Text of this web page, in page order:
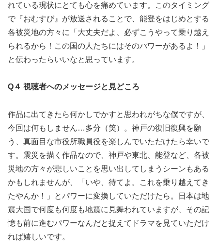
れている現状にとても心を痛めています。このタイミング
で『おむすび』が放送されることで、能登をはじめとする
各被災地の方々に「大丈夫だよ、必ずこうやって乗り越え
られるから！この国の人たちにはそのパワーがあるよ！」
と伝わったらいいなと思っています。
Q４ 視聴者へのメッセージと見どころ
作品に出てきたら何かしでかすと思われがちな僕ですが、
今回は何もしません…多分（笑）。神戸の復旧復興を願
う、真面目な市役所職員役を楽しんでいただけたら幸いで
す。震災を描く作品なので、神戸や東北、能登など、各被
災地の方々が悲しいことを思い出してしまうシーンもある
かもしれませんが、「いや、待てよ。これを乗り越えてき
たやんか！」とパワーに変換していただけたら。日本は地
震大国で何度も何度も地震に見舞われていますが、その記
憶も前に進むパワーなんだと捉えてドラマを見ていただけ
れば嬉しいです。